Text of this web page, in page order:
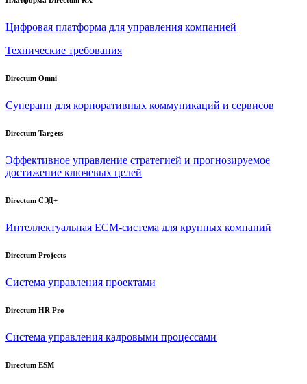
Цифровая платформа для управления компанией
Технические требования
Directum Omni
Суперапп для корпоративных коммуникаций и сервисов
Directum Targets
Эффективное управление стратегией и прогнозируемое
достижение ключевых целей
Directum СЭД+
Интеллектуальная ECM-система для крупных компаний
Directum Projects
Система управления проектами
Directum HR Pro
Система управления кадровыми процессами
Directum ESM